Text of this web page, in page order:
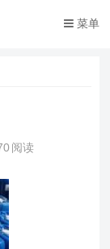
菜单
阅读